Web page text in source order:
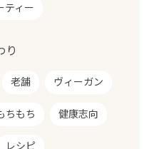
ティー
り
老舗 ヴィーガン
ちもち 健康志向
レシピ